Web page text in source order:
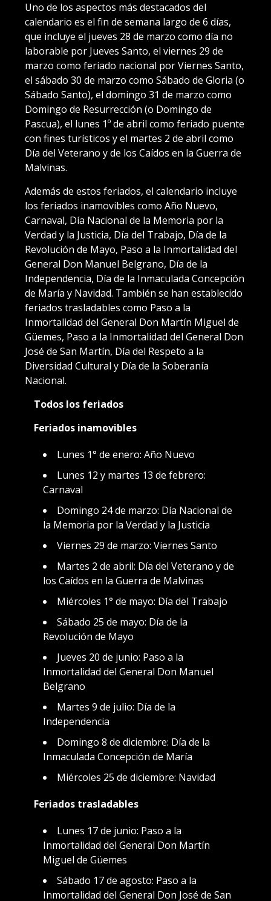
Uno de los aspectos más destacados del
calendario es el fin de semana largo de 6 días,
que incluye el jueves 28 de marzo como día no
laborable por Jueves Santo, el viernes 29 de
marzo como feriado nacional por Viernes Santo,
el sábado 30 de marzo como Sábado de Gloria (o
Sábado Santo), el domingo 31 de marzo como
Domingo de Resurrección (o Domingo de
Pascua), el lunes 1º de abril como feriado puente
con fines turísticos y el martes 2 de abril como
Día del Veterano y de los Caídos en la Guerra de
Malvinas.
Además de estos feriados, el calendario incluye
los feriados inamovibles como Año Nuevo,
Carnaval, Día Nacional de la Memoria por la
Verdad y la Justicia, Día del Trabajo, Día de la
Revolución de Mayo, Paso a la Inmortalidad del
General Don Manuel Belgrano, Día de la
Independencia, Día de la Inmaculada Concepción
de María y Navidad. También se han establecido
feriados trasladables como Paso a la
Inmortalidad del General Don Martín Miguel de
Güemes, Paso a la Inmortalidad del General Don
José de San Martín, Día del Respeto a la
Diversidad Cultural y Día de la Soberanía
Nacional.
Todos los feriados
Feriados inamovibles
Lunes 1° de enero: Año Nuevo
Lunes 12 y martes 13 de febrero:
Carnaval
Domingo 24 de marzo: Día Nacional de
la Memoria por la Verdad y la Justicia
Viernes 29 de marzo: Viernes Santo
Martes 2 de abril: Día del Veterano y de
los Caídos en la Guerra de Malvinas
Miércoles 1° de mayo: Día del Trabajo
Sábado 25 de mayo: Día de la
Revolución de Mayo
Jueves 20 de junio: Paso a la
Inmortalidad del General Don Manuel
Belgrano
Martes 9 de julio: Día de la
Independencia
Domingo 8 de diciembre: Día de la
Inmaculada Concepción de María
Miércoles 25 de diciembre: Navidad
Feriados trasladables
Lunes 17 de junio: Paso a la
Inmortalidad del General Don Martín
Miguel de Güemes
Sábado 17 de agosto: Paso a la
Inmortalidad del General Don José de San